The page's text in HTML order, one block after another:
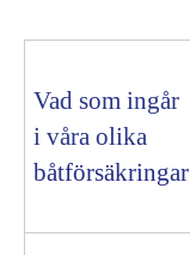
Vad som ingår
i våra olika
båtförsäkringar